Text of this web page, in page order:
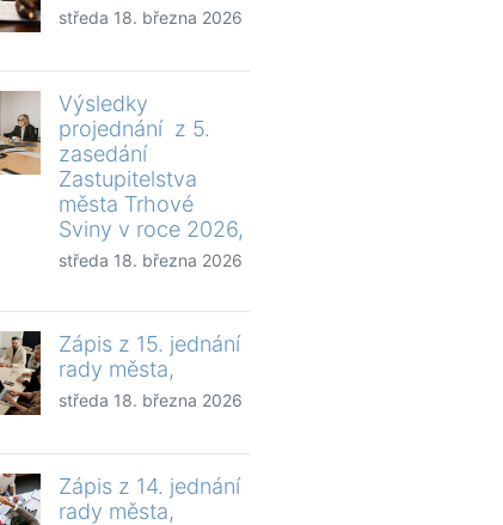
středa 18. března 2026
Výsledky
projednání z 5.
zasedání
Zastupitelstva
města Trhové
Sviny v roce 2026,
středa 18. března 2026
Zápis z 15. jednání
rady města,
středa 18. března 2026
Zápis z 14. jednání
rady města,